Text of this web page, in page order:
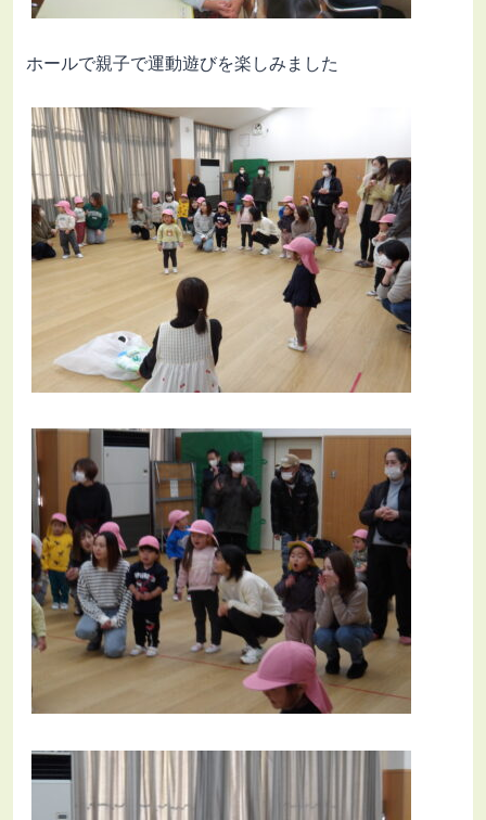
ホールで親子で運動遊びを楽しみました